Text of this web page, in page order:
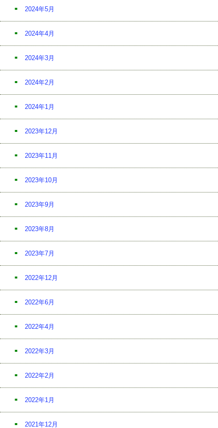
2024年5月
2024年4月
2024年3月
2024年2月
2024年1月
2023年12月
2023年11月
2023年10月
2023年9月
2023年8月
2023年7月
2022年12月
2022年6月
2022年4月
2022年3月
2022年2月
2022年1月
2021年12月